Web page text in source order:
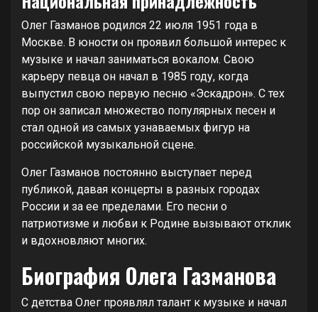
Олег Газманов родился 22 июля 1951 года в
Москве. В юности он проявил большой интерес к
музыке и начал заниматься вокалом. Свою
карьеру певца он начал в 1985 году, когда
выпустил свою первую песню «Эскадрон». С тех
пор он записал множество популярных песен и
стал одной из самых узнаваемых фигур на
российской музыкальной сцене.
Олег Газманов постоянно выступает перед
публикой, давая концерты в разных городах
России и за ее пределами. Его песни о
патриотизме и любви к Родине вызывают отклик
и вдохновляют многих.
Биография Олега Газманова
С детства Олег проявлял талант к музыке и начал